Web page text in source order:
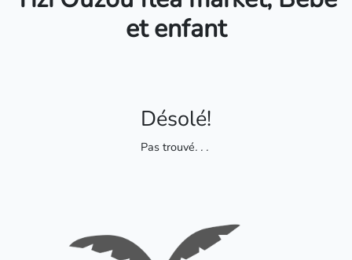
et enfant
Désolé!
Pas trouvé. . .